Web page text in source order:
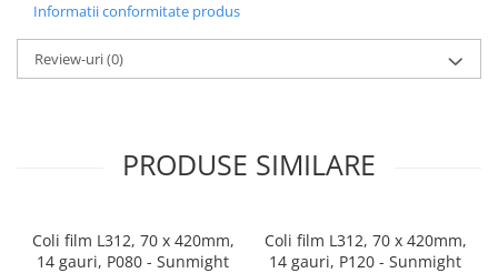
Informatii conformitate produs
Review-uri(0)
PRODUSE SIMILARE
Coli film L312, 70 x 420mm,
14 gauri, P080 - Sunmight
Coli film L312, 70 x 420mm,
14 gauri, P120 - Sunmight